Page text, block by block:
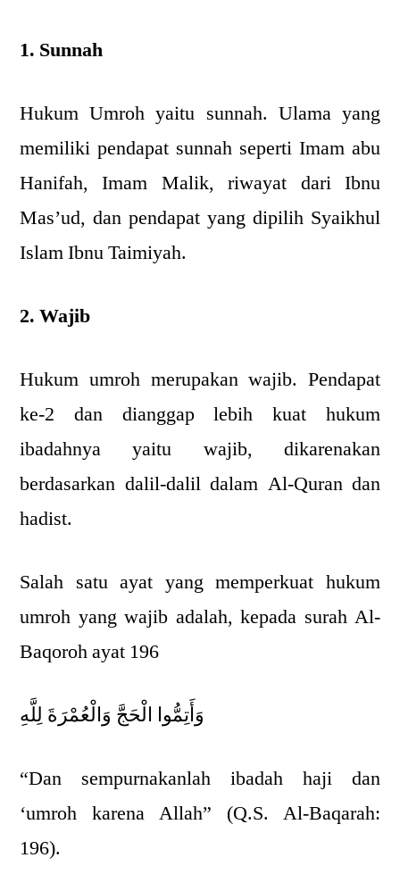
1. Sunnah
Hukum Umroh yaitu sunnah. Ulama yang
memiliki pendapat sunnah seperti Imam abu
Hanifah, Imam Malik, riwayat dari Ibnu
Mas’ud, dan pendapat yang dipilih Syaikhul
Islam Ibnu Taimiyah.
2. Wajib
Hukum umroh merupakan wajib. Pendapat
ke-2 dan dianggap lebih kuat hukum
ibadahnya yaitu wajib, dikarenakan
berdasarkan dalil-dalil dalam Al-Quran dan
hadist.
Salah satu ayat yang memperkuat hukum
umroh yang wajib adalah, kepada surah Al-
Baqoroh ayat 196
وَأَتِمُّوا الْحَجَّ وَالْعُمْرَةَ لِلَّهِ
“Dan sempurnakanlah ibadah haji dan
‘umroh karena Allah” (Q.S. Al-Baqarah:
196).